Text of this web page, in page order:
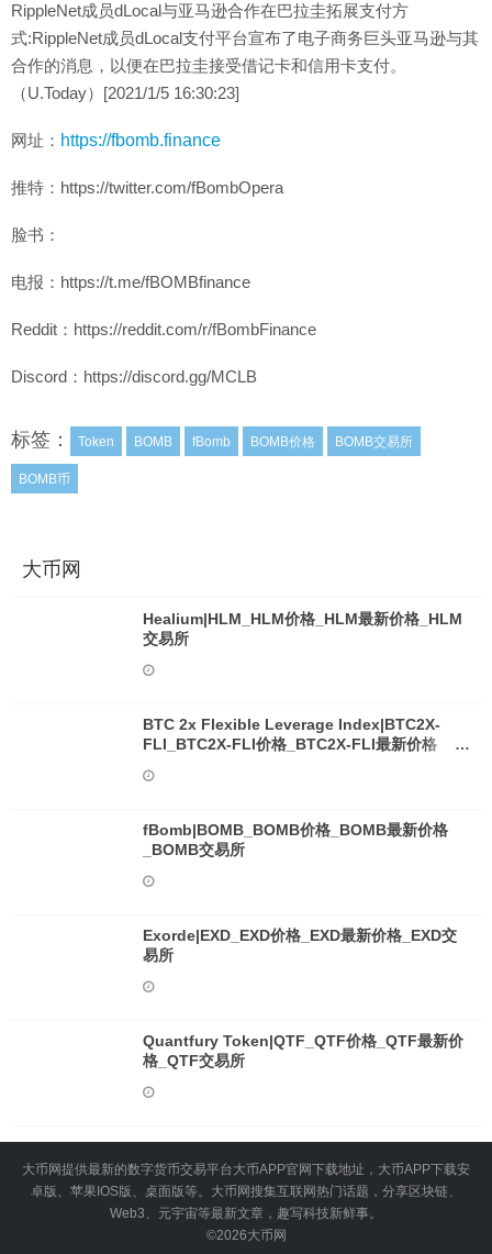
RippleNet成员dLocal与亚马逊合作在巴拉圭拓展支付方
式:RippleNet成员dLocal支付平台宣布了电子商务巨头亚马逊与其
合作的消息，以便在巴拉圭接受借记卡和信用卡支付。
（U.Today）[2021/1/5 16:30:23]
网址： https://fbomb.finance
推特：https://twitter.com/fBombOpera
脸书：
电报：https://t.me/fBOMBfinance
Reddit：https://reddit.com/r/fBombFinance
Discord：https://discord.gg/MCLB
标签： Token BOMB fBomb BOMB价格 BOMB交易所
BOMB币
大币网
Healium|HLM_HLM价格_HLM最新价格_HLM
交易所
BTC 2x Flexible Leverage Index|BTC2X-
FLI_BTC2X-FLI价格_BTC2X-FLI最新价格
fBomb|BOMB_BOMB价格_BOMB最新价格
_BOMB交易所
Exorde|EXD_EXD价格_EXD最新价格_EXD交
易所
Quantfury Token|QTF_QTF价格_QTF最新价
格_QTF交易所
大币网提供最新的数字货币交易平台大币APP官网下载地址，大币APP下载安
卓版、苹果IOS版、桌面版等。大币网搜集互联网热门话题，分享区块链、
Web3、元宇宙等最新文章，趣写科技新鲜事。
©2026大币网